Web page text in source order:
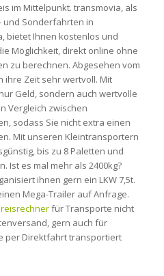
im Mittelpunkt. transmovia, als
und Sonderfahrten in
bietet Ihnen kostenlos und
Möglichkeit, direkt online ohne
zu berechnen. Abgesehen vom
ihre Zeit sehr wertvoll. Mit
Geld, sondern auch wertvolle
Vergleich zwischen
sodass Sie nicht extra einen
Mit unseren Kleintransportern
bis zu 8 Paletten und
Ist es mal mehr als 2400kg?
ihnen gern ein LKW 7,5t.
Mega-Trailer auf Anfrage.
für Transporte nicht
gern auch für
per Direktfahrt transportiert